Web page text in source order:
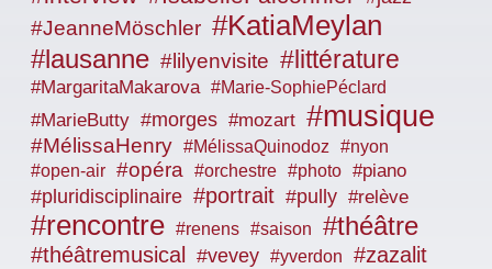
#JeanneMöschler #KatiaMeylan
#lausanne #lilyenvisite #littérature
#MargaritaMakarova #Marie-SophiePéclard
#MarieButty #morges #mozart #musique
#MélissaHenry #MélissaQuinodoz
#nyon
#open-air #opéra #orchestre #photo #piano
#pluridisciplinaire #portrait #pully #relève
#rencontre #renens #saison #théâtre
#théâtremusical #vevey #yverdon #zazalit